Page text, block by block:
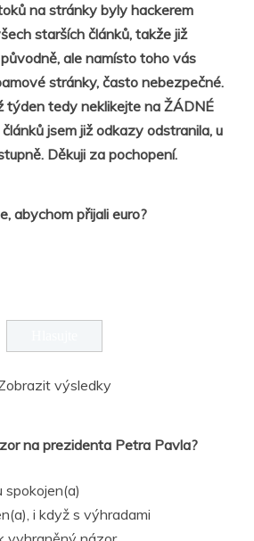
na stránky byly hackerem
starších článků, takže již
ale namísto toho vás
stránky, často nebezpečné.
týden tedy neklikejte na ŽÁDNÉ
jsem již odkazy odstranila, u
Děkuji za pochopení.
abychom přijali euro?
výsledky
na prezidenta Petra Pavla?
spokojen(a)
i když s výhradami